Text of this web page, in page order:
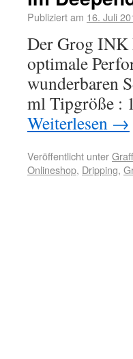
Publiziert am 16. Juli
Der Grog INK
optimale
wunderbaren
ml Tipgröße :
Weiterlesen →
Veröffentlicht unter
Onlineshop, Dripping,